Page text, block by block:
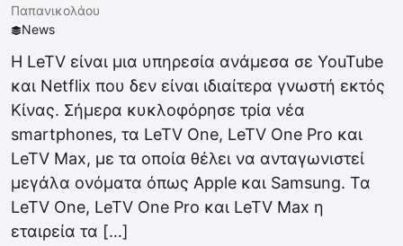
News
Παπανικολάου
Η LeTV είναι μια υπηρεσία ανάμεσα σε YouTube
και Netflix που δεν είναι ιδιαίτερα γνωστή εκτός
Κίνας. Σήμερα κυκλοφόρησε τρία νέα
smartphones, τα LeTV One, LeTV One Pro και
LeTV Max, με τα οποία θέλει να ανταγωνιστεί
μεγάλα ονόματα όπως Apple και Samsung. Τα
LeTV One, LeTV One Pro και LeTV Max η
εταιρεία τα […]